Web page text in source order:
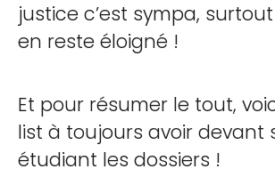
justice c’est sympa,
en reste éloigné !
Et pour résumer le tout,
list à toujours avoir devant
étudiant les dossiers !